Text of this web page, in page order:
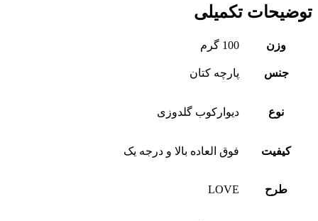
توضیحات تکمیلی
وزن 100 گرم
جنس پارچه کتان
نوع دیوارکوب گلدوزی
کیفیت فوق العاده بالا و درجه یک
طرح LOVE